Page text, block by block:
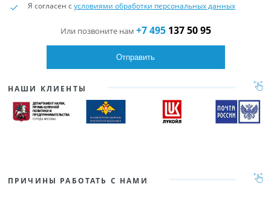
Я согласен сусловиями обработки персональных данных
Или позвоните нам +7 495137 50 95
НАШИ КЛИЕНТЫ
ПРИЧИНЫ РАБОТАТЬ С НАМИ